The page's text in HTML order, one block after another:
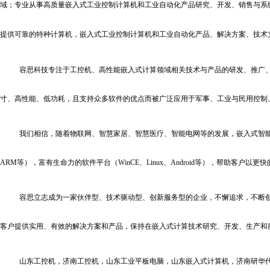
域；专业从事高质量嵌入式工业控制计算机和工业自动化产品研究、开发、销售与
提供可靠的特种计算机，嵌入式工业控制计算机和工业自动化产品、解决方案、技术
容思科技专注于工控机、高性能嵌入式计算领域相关技术与产品的研发、推
寸、高性能、低功耗，且支持众多软件的优点而被广泛应用于军事、工业与民用控
我们相信，随着物联网、智慧家居、智慧医疗、智能电网等的发展，嵌入式
ARM等），富有生命力的软件平台（WinCE、Linux、Android等），帮助客户以更
容思立志成为一家伙伴型、技术驱动型、创新服务型的企业，不懈追求，不
客户提供实用、有效的解决方案和产品，保持在嵌入式计算技术研究、开发、生产
山东工控机，济南工控机，山东工业平板电脑，山东嵌入式计算机，济南研华